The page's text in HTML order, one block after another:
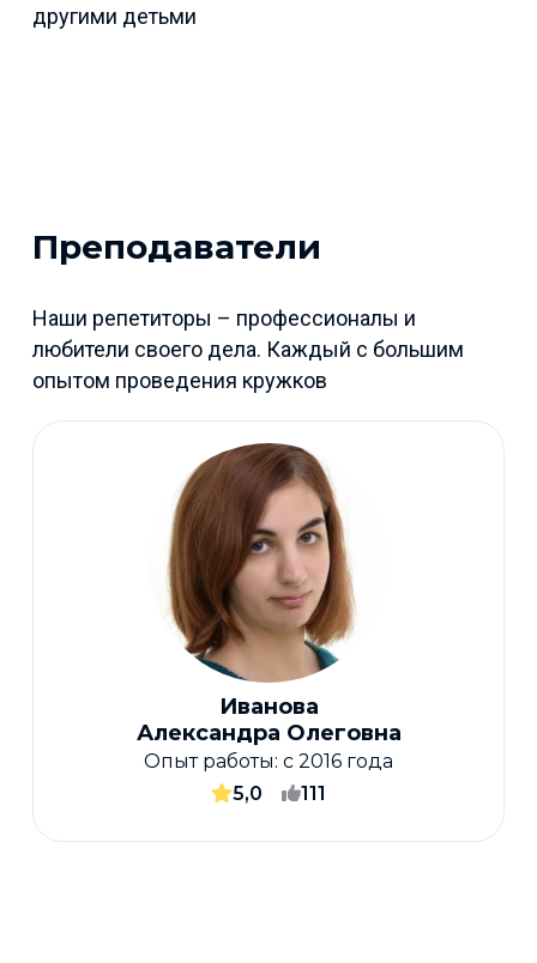
другими детьми
Преподаватели
Наши репетиторы – профессионалы и
любители своего дела. Каждый с большим
опытом проведения кружков
Иванова
Александра Олеговна
Опыт работы: с 2016 года
5,0
111